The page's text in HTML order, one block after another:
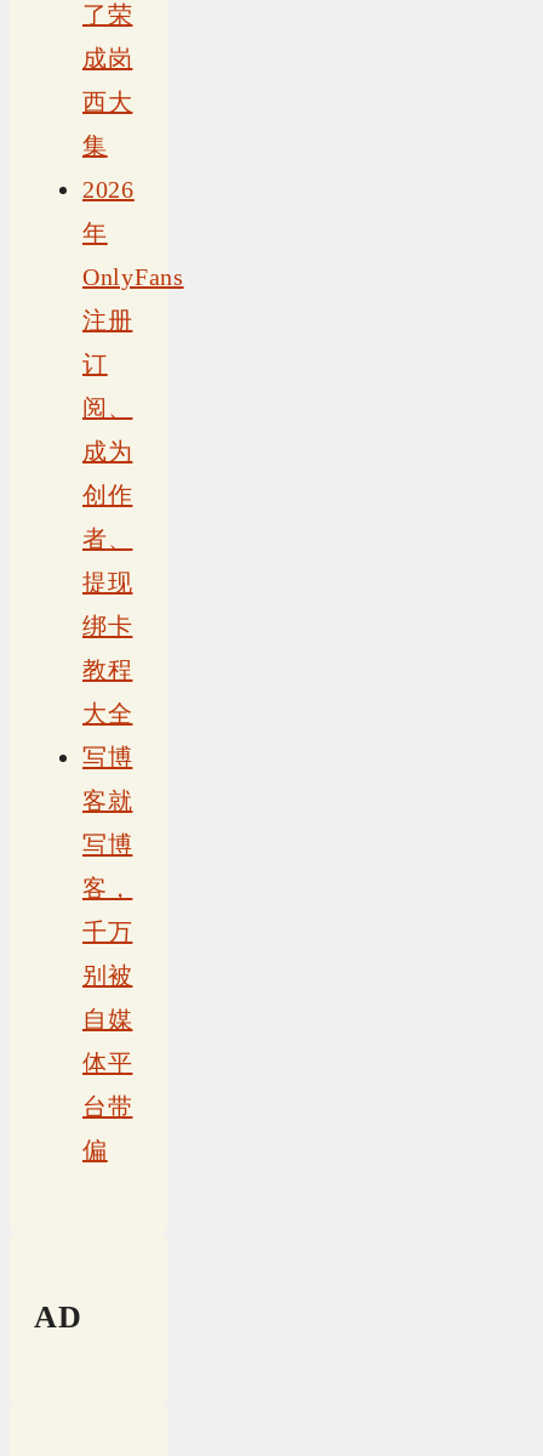
了荣
成岗
西大
集
2026
年
OnlyFans
注册
订
阅、
成为
创作
者、
提现
绑卡
教程
大全
写博
客就
写博
客，
千万
别被
自媒
体平
台带
偏
AD